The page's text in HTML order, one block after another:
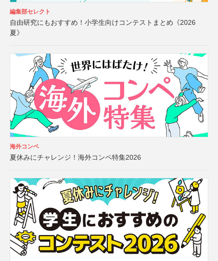
編集部セレクト
自由研究にもおすすめ！小学生向けコンテストまとめ《2026
夏》
海外コンペ
夏休みにチャレンジ！海外コンペ特集2026